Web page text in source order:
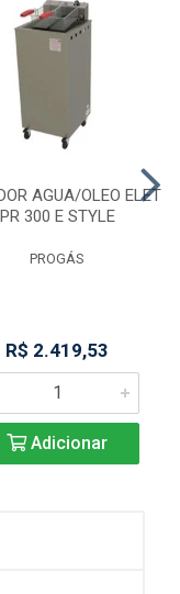
AGUA/OLEO ELET
PR 300 E STYLE
PROGÁS
R$ 2.419,53
Adicionar